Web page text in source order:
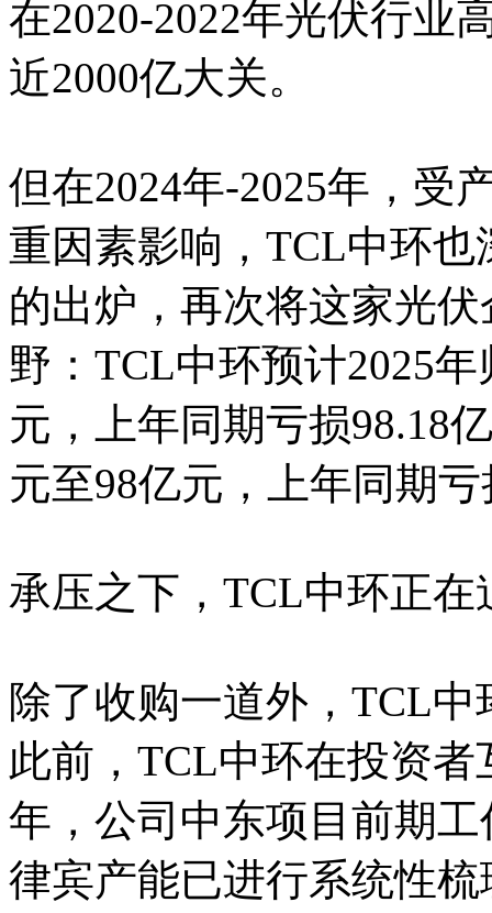
在2020-2022年光伏行业
近2000亿大关。
但在2024年-2025年，受
重因素影响，TCL中环
的出炉，再次将这家光
野：TCL中环预计2025
元，上年同期亏损98.18
元至98亿元，上年同期
承压之下，TCL中环正在
除了收购一道外，TCL
此前，TCL中环在投资
年，公司中东项目前期
律宾产能已进行系统性